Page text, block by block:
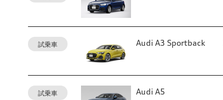
試乗車 Audi A3 Sportback
試乗車 Audi A5